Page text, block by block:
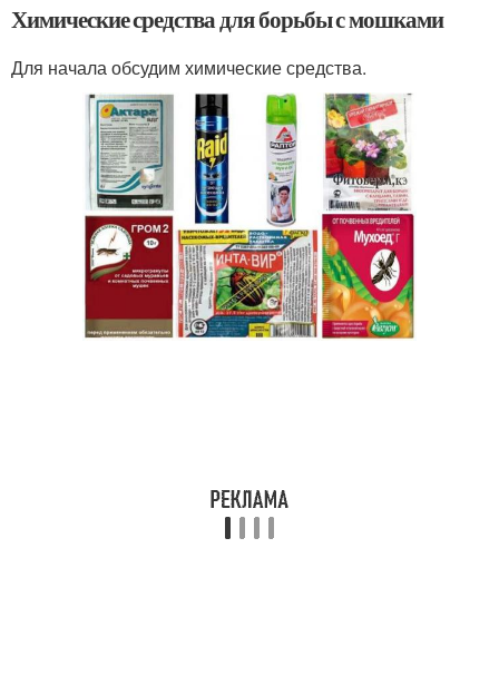
Химические средства для борьбы с мошками
Для начала обсудим химические средства.